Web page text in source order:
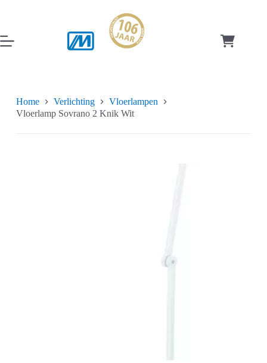
inhoud
Home Verlichting
Vloerlampen
Vloerlamp Sovrano 2 Knik Wit